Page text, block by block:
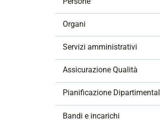
Organi
Servizi amministrativi
Assicurazione Qualità
Pianificazione
Bandi e incarichi